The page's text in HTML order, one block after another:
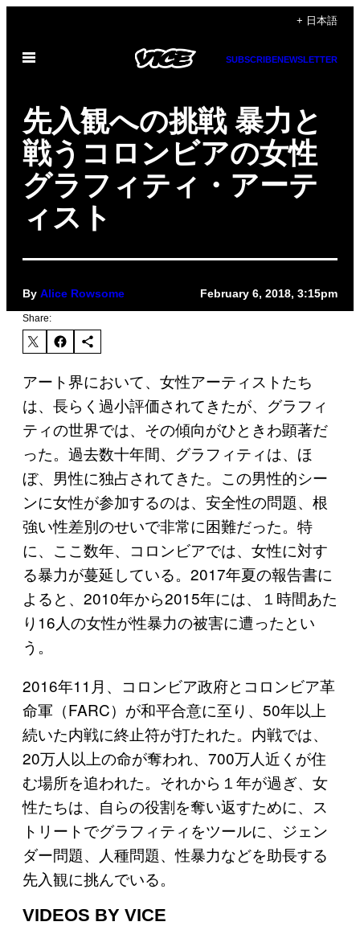
content
+ 日本語
Open
SUBSCRIBENEWSLETTER
先入観への挑戦 暴力と
戦うコロンビアの女性
グラフィティ・アーテ
ィスト
By Alice Rowsome February 6, 2018, 3:15pm
Share:
アート界において、女性アーティストたち
は、長らく過小評価されてきたが、グラフィ
ティの世界では、その傾向がひときわ顕著だ
った。過去数十年間、グラフィティは、ほ
ぼ、男性に独占されてきた。この男性的シー
ンに女性が参加するのは、安全性の問題、根
強い性差別のせいで非常に困難だった。特
に、ここ数年、コロンビアでは、女性に対す
る暴力が蔓延している。2017年夏の報告書に
よると、2010年から2015年には、１時間あた
り16人の女性が性暴力の被害に遭ったとい
う。
2016年11月、コロンビア政府とコロンビア革
命軍（FARC）が和平合意に至り、50年以上
続いた内戦に終止符が打たれた。内戦では、
20万人以上の命が奪われ、700万人近くが住
む場所を追われた。それから１年が過ぎ、女
性たちは、自らの役割を奪い返すために、ス
トリートでグラフィティをツールに、ジェン
ダー問題、人種問題、性暴力などを助長する
先入観に挑んでいる。
VIDEOS BY VICE